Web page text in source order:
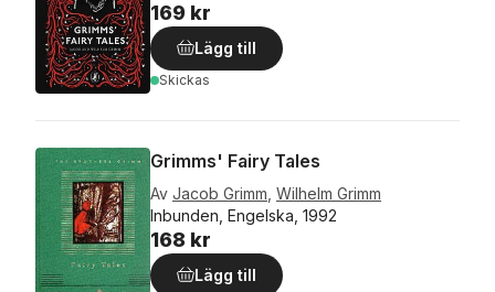
169 kr
Lägg till
Skickas
Grimms' Fairy Tales
Av Jacob Grimm Wilhelm Grimm
Inbunden, Engelska, 1992
168 kr
Lägg till